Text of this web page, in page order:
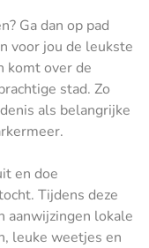
Ga dan op pad
voor jou de leukste
komt over de
stad. Zo
als belangrijke
en doe
Tijdens deze
aanwijzingen lokale
leuke weetjes en